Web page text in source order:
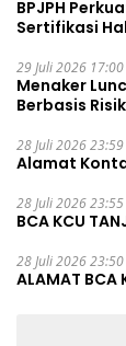
BPJPH
Sertifikasi
29 Juli 2026 17:00
Menaker
Berbasis
28 Juli 2026 23:59
Alamat
28 Juli 2026 23:55
BCA KCU
28 Juli 2026 23:50
ALAMAT